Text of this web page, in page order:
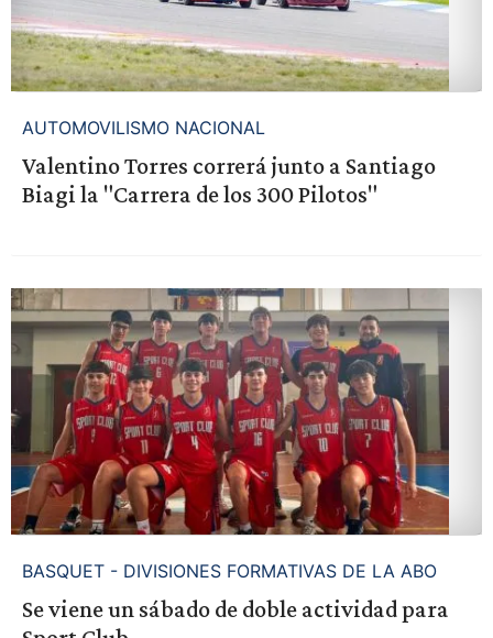
AUTOMOVILISMO NACIONAL
Valentino Torres correrá junto a Santiago
Biagi la "Carrera de los 300 Pilotos"
BASQUET - DIVISIONES FORMATIVAS DE LA ABO
Se viene un sábado de doble actividad para